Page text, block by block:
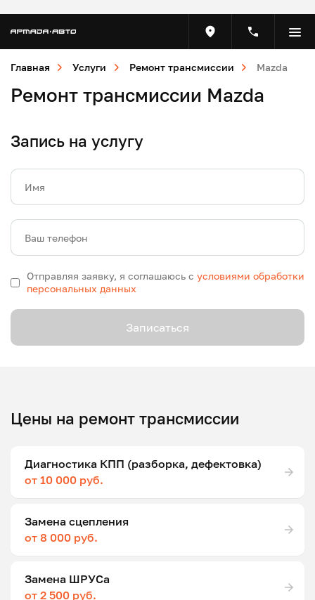
Главная Услуги Ремонт трансмиссии Mazda
Ремонт трансмиссии Mazda
Запись на услугу
Имя
Ваш телефон
Отправляя заявку, я соглашаюсь с условиями обработки
персональных данных
Записаться
Цены на ремонт трансмиссии
Диагностика КПП (разборка, дефектовка)
от 10 000 руб.
Замена сцепления
от 8 000 руб.
Замена ШРУСа
от 2 500 руб.